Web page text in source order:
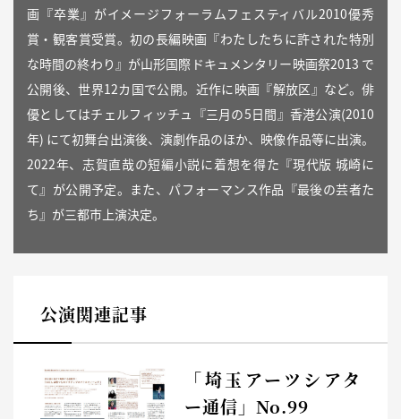
画『卒業』がイメージフォーラムフェスティバル2010優秀
賞・観客賞受賞。初の長編映画『わたしたちに許された特別
な時間の終わり』が山形国際ドキュメンタリー映画祭2013 で
公開後、世界12カ国で公開。近作に映画『解放区』など。俳
優としてはチェルフィッチュ『三月の5日間』香港公演(2010
年) にて初舞台出演後、演劇作品のほか、映像作品等に出演。
2022年、志賀直哉の短編小説に着想を得た『現代版 城崎に
て』が公開予定。また、パフォーマンス作品『最後の芸者た
ち』が三都市上演決定。
公演関連記事
「埼玉アーツシアタ
ー通信」No.99